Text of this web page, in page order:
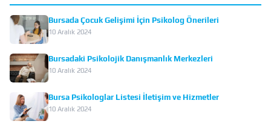
Bursada Çocuk Gelişimi İçin Psikolog Önerileri
10 Aralık 2024
Bursadaki Psikolojik Danışmanlık Merkezleri
10 Aralık 2024
Bursa Psikologlar Listesi İletişim ve Hizmetler
10 Aralık 2024